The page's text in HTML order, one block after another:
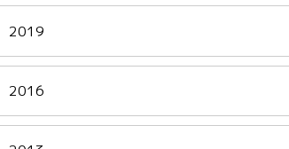
2019
2016